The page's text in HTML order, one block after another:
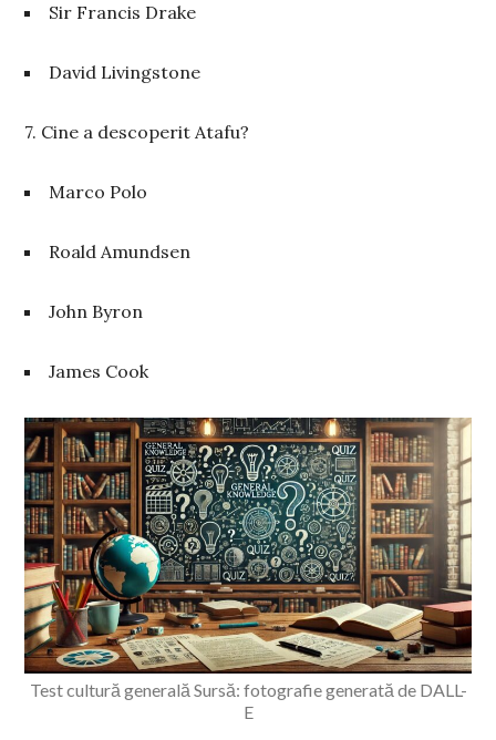
Sir Francis Drake
David Livingstone
7. Cine a descoperit Atafu?
Marco Polo
Roald Amundsen
John Byron
James Cook
Test cultură generală Sursă: fotografie generată de DALL-
E